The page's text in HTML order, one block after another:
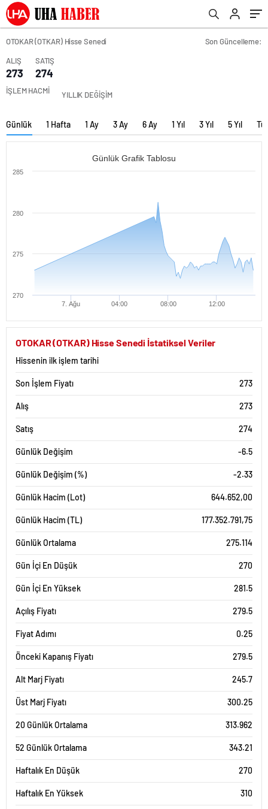
OTOKAR (OTKAR) Hisse Senedi
Son Güncelleme:
ALIŞ
273
SATIŞ
274
İŞLEM HACMİ YILLIK DEĞİŞİM
Günlük 1 Hafta 1 Ay 3 Ay 6 Ay 1 Yıl 3 Yıl 5 Yıl
Günlük Grafik Tablosu
7. Ağu 04:00 08:00 12:00
270
275
280
285
OTOKAR (OTKAR) Hisse Senedi İstatiksel Veriler
Hissenin ilk işlem tarihi
Son İşlem Fiyatı 273
Alış 273
Satış 274
Günlük Değişim -6.5
Günlük Değişim (%) -2.33
Günlük Hacim (Lot) 644.652,00
Günlük Hacim (TL) 177.352.791,75
Günlük Ortalama 275.114
Gün İçi En Düşük 270
Gün İçi En Yüksek 281.5
Açılış Fiyatı 279.5
Fiyat Adımı 0.25
Önceki Kapanış Fiyatı 279.5
Alt Marj Fiyatı 245.7
Üst Marj Fiyatı 300.25
20 Günlük Ortalama 313.962
52 Günlük Ortalama 343.21
Haftalık En Düşük 270
Haftalık En Yüksek 310